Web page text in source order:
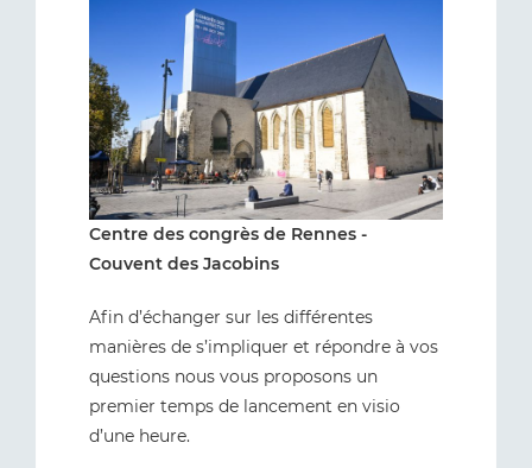
Centre des congrès de Rennes -
Couvent des Jacobins
Afin d’échanger sur les différentes
manières de s’impliquer et répondre à vos
questions nous vous proposons un
premier temps de lancement en visio
d’une heure.